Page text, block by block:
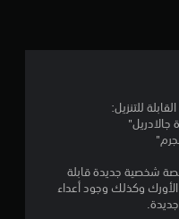
ج
للتنزيل:
شخصية جديدة قابلة
وكذلك وجود أعداء